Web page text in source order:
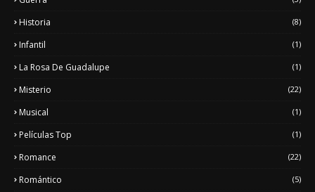
Historia (8)
Infantil (1)
La Rosa De Guadalupe (1)
Misterio (22)
Musical (1)
Películas Top (1)
Romance (22)
Romántico (5)